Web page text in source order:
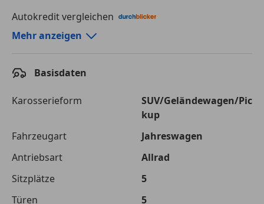
Autokredit vergleichen
Autokredit-Rechner von durchblicker.at
120 Monate
Kreditbetrag
€ 32 900,-
Gesamtbetrag
Mehr anzeigen
Basisdaten
Karosserieform
SUV/Geländewagen/Pic
kup
Fahrzeugart
Jahreswagen
Antriebsart
Allrad
Sitzplätze
5
Türen
5